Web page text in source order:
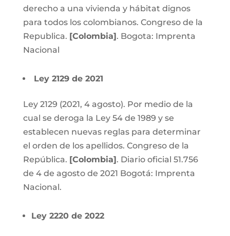
derecho a una vivienda y hábitat dignos
para todos los colombianos. Congreso de la
Republica. [Colombia]. Bogota: Imprenta
Nacional
Ley 2129 de 2021
Ley 2129 (2021, 4 agosto). Por medio de la
cual se deroga la Ley 54 de 1989 y se
establecen nuevas reglas para determinar
el orden de los apellidos. Congreso de la
República. [Colombia]. Diario oficial 51.756
de 4 de agosto de 2021 Bogotá: Imprenta
Nacional.
Ley 2220 de 2022